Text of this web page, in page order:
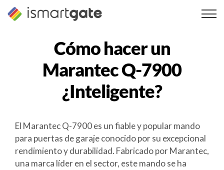
Cómo hacer un
Marantec Q-7900
¿Inteligente?
El Marantec Q-7900 es un fiable y popular mando
para puertas de garaje conocido por su excepcional
rendimiento y durabilidad. Fabricado por Marantec,
una marca líder en el sector, este mando se ha